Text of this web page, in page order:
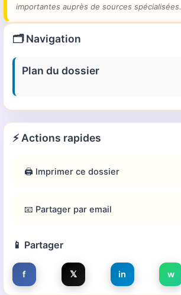
importantes auprès de sources spécialisées.
🗂️ Navigation
Plan du dossier
⚡ Actions rapides
🖨️ Imprimer ce dossier
📧 Partager par email
📱 Partager
f 𝕏 in w